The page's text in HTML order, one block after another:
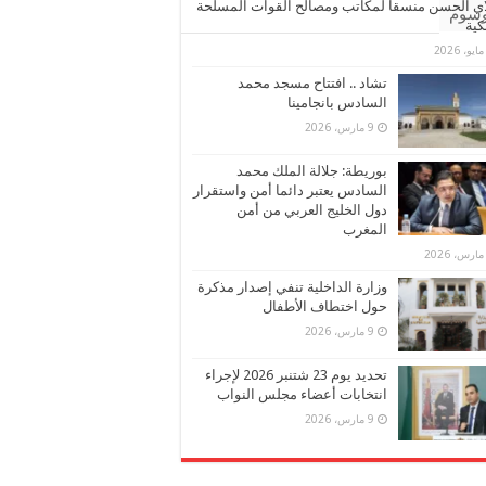
الحسن منسقا لمكاتب ومصالح القوات المسلحة
تشاد .. افتتاح مسجد محمد
السادس بانجامينا
9 مارس، 2026
بوريطة: جلالة الملك محمد
السادس يعتبر دائما أمن واستقرار
دول الخليج العربي من أمن
المغرب
وزارة الداخلية تنفي إصدار مذكرة
حول اختطاف الأطفال
9 مارس، 2026
تحديد يوم 23 شتنبر 2026 لإجراء
انتخابات أعضاء مجلس النواب
9 مارس، 2026